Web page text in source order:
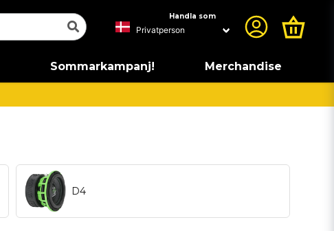
Handla som
Sommarkampanj! Merchandise
D4